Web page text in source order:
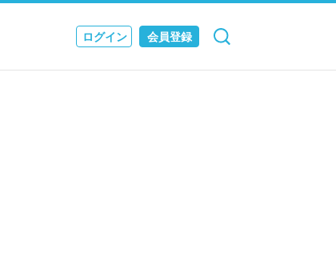
ログイン 会員登録
検索 キャンセル